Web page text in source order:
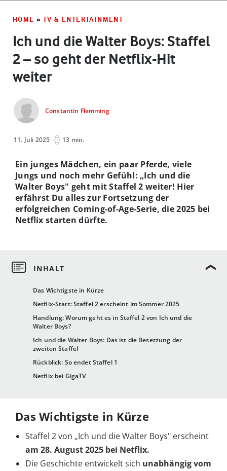
HOME » TV & ENTERTAINMENT
Ich und die Walter Boys: Staffel
2 – so geht der Netflix-Hit
weiter
Constantin Flemming
11. Juli 2025 13 min.
Das Wichtigste in Kürze
Netflix-Start: Staffel 2 erscheint im Sommer 2025
Handlung: Worum geht es in Staffel 2 von Ich und die
Walter Boys?
Ich und die Walter Boys: Das ist die Besetzung der
zweiten Staffel
Rückblick: So endet Staffel 1
Netflix bei GigaTV
Ein junges Mädchen, ein paar Pferde, viele
Jungs und noch mehr Gefühl: „Ich und die
Walter Boys" geht mit Staffel 2 weiter! Hier
erfährst Du alles zur Fortsetzung der
erfolgreichen Coming-of-Age-Serie, die 2025 bei
Netflix starten dürfte.
Das Wichtigste in Kürze
Staffel 2 von „Ich und die Walter Boys" erscheint
am 28. August 2025 bei Netflix.
Die Geschichte entwickelt sich unabhängig vom